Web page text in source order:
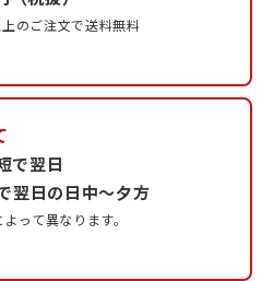
のご注文で送料無料
で翌日
翌日の日中〜夕方
って異なります。